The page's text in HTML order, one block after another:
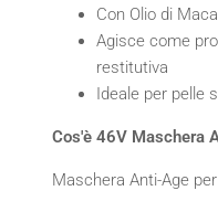
Con Olio di
Agisce come
restitutiva
Ideale per pelle
Cos'è 46V Maschera
Maschera Anti-Age